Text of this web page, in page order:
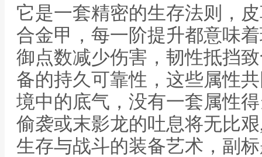
它是一套精密的生存法则，
合金甲，每一阶提升都意味
御点数减少伤害，韧性抵挡
备的持久可靠性，这些属性
境中的底气，没有一套属性
偷袭或末影龙的吐息将无比
生存与战斗的装备艺术，副